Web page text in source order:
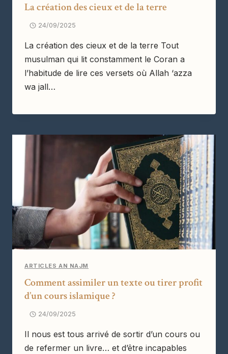
La création des cieux et de la terre
24/09/2025
La création des cieux et de la terre Tout
musulman qui lit constamment le Coran a
l’habitude de lire ces versets où Allah ‘azza
wa jall…
ARTICLES AN NAJM
Comment assimiler un texte ou tirer profit
d’un cours islamique ?
24/09/2025
Il nous est tous arrivé de sortir d’un cours ou
de refermer un livre… et d’être incapables